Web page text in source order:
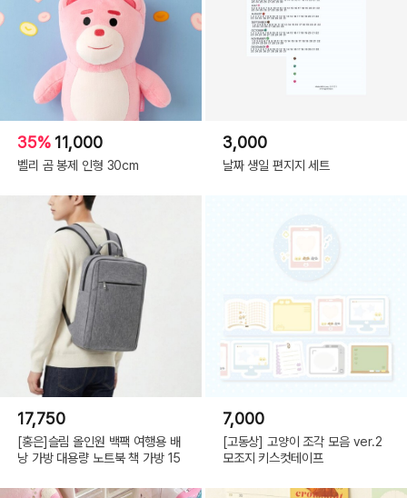
35% 11,000
벨리 곰 봉제 인형 30cm
3,000
날짜 생일 편지지 세트
17,750
[홍은]슬림 올인원 백팩 여행용 배
낭 가방 대용량 노트북 책 가방 15
7,000
[고동상] 고양이 조각 모음 ver.2
모조지 키스컷테이프